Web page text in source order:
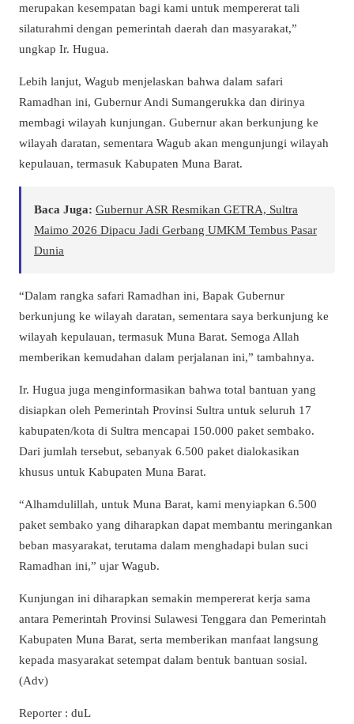
merupakan kesempatan bagi kami untuk mempererat tali
silaturahmi dengan pemerintah daerah dan masyarakat,”
ungkap Ir. Hugua.
Lebih lanjut, Wagub menjelaskan bahwa dalam safari
Ramadhan ini, Gubernur Andi Sumangerukka dan dirinya
membagi wilayah kunjungan. Gubernur akan berkunjung ke
wilayah daratan, sementara Wagub akan mengunjungi wilayah
kepulauan, termasuk Kabupaten Muna Barat.
Baca Juga: Gubernur ASR Resmikan GETRA, Sultra
Maimo 2026 Dipacu Jadi Gerbang UMKM Tembus Pasar
Dunia
“Dalam rangka safari Ramadhan ini, Bapak Gubernur
berkunjung ke wilayah daratan, sementara saya berkunjung ke
wilayah kepulauan, termasuk Muna Barat. Semoga Allah
memberikan kemudahan dalam perjalanan ini,” tambahnya.
Ir. Hugua juga menginformasikan bahwa total bantuan yang
disiapkan oleh Pemerintah Provinsi Sultra untuk seluruh 17
kabupaten/kota di Sultra mencapai 150.000 paket sembako.
Dari jumlah tersebut, sebanyak 6.500 paket dialokasikan
khusus untuk Kabupaten Muna Barat.
“Alhamdulillah, untuk Muna Barat, kami menyiapkan 6.500
paket sembako yang diharapkan dapat membantu meringankan
beban masyarakat, terutama dalam menghadapi bulan suci
Ramadhan ini,” ujar Wagub.
Kunjungan ini diharapkan semakin mempererat kerja sama
antara Pemerintah Provinsi Sulawesi Tenggara dan Pemerintah
Kabupaten Muna Barat, serta memberikan manfaat langsung
kepada masyarakat setempat dalam bentuk bantuan sosial.
(Adv)
Reporter : duL